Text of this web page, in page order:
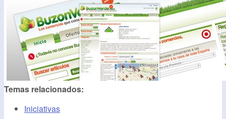
Temas relacionados:
Iniciativas